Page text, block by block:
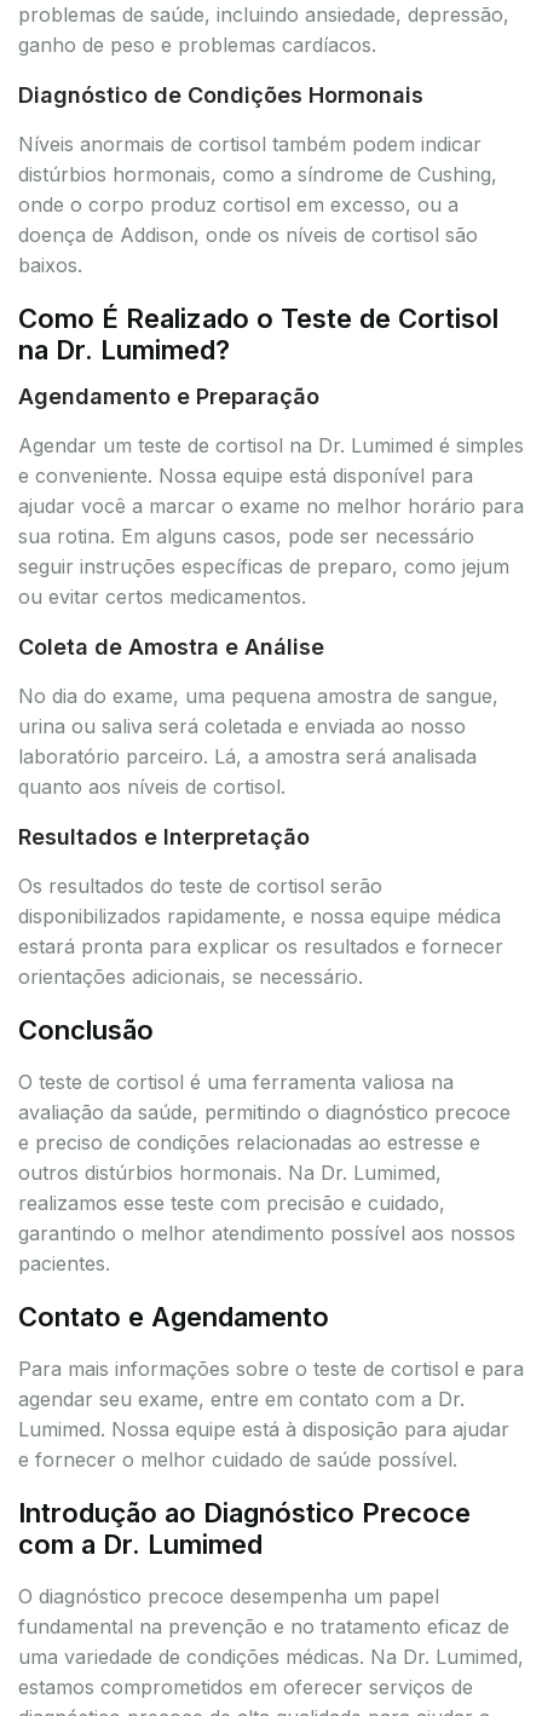
problemas de saúde, incluindo ansiedade, depressão,
ganho de peso e problemas cardíacos.
Diagnóstico de Condições Hormonais
Níveis anormais de cortisol também podem indicar
distúrbios hormonais, como a síndrome de Cushing,
onde o corpo produz cortisol em excesso, ou a
doença de Addison, onde os níveis de cortisol são
baixos.
Como É Realizado o Teste de Cortisol
na Dr. Lumimed?
Agendamento e Preparação
Agendar um teste de cortisol na Dr. Lumimed é simples
e conveniente. Nossa equipe está disponível para
ajudar você a marcar o exame no melhor horário para
sua rotina. Em alguns casos, pode ser necessário
seguir instruções específicas de preparo, como jejum
ou evitar certos medicamentos.
Coleta de Amostra e Análise
No dia do exame, uma pequena amostra de sangue,
urina ou saliva será coletada e enviada ao nosso
laboratório parceiro. Lá, a amostra será analisada
quanto aos níveis de cortisol.
Resultados e Interpretação
Os resultados do teste de cortisol serão
disponibilizados rapidamente, e nossa equipe médica
estará pronta para explicar os resultados e fornecer
orientações adicionais, se necessário.
Conclusão
O teste de cortisol é uma ferramenta valiosa na
avaliação da saúde, permitindo o diagnóstico precoce
e preciso de condições relacionadas ao estresse e
outros distúrbios hormonais. Na Dr. Lumimed,
realizamos esse teste com precisão e cuidado,
garantindo o melhor atendimento possível aos nossos
pacientes.
Contato e Agendamento
Para mais informações sobre o teste de cortisol e para
agendar seu exame, entre em contato com a Dr.
Lumimed. Nossa equipe está à disposição para ajudar
e fornecer o melhor cuidado de saúde possível.
Introdução ao Diagnóstico Precoce
com a Dr. Lumimed
O diagnóstico precoce desempenha um papel
fundamental na prevenção e no tratamento eficaz de
uma variedade de condições médicas. Na Dr. Lumimed,
estamos comprometidos em oferecer serviços de